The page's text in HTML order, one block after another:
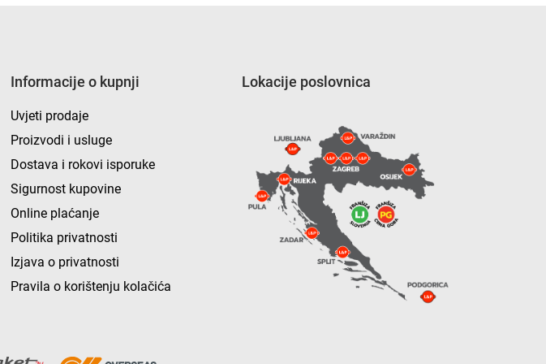
Informacije o kupnji
Uvjeti prodaje
Proizvodi i usluge
Dostava i rokovi isporuke
Sigurnost kupovine
Online plaćanje
Politika privatnosti
Izjava o privatnosti
Pravila o korištenju kolačića
Lokacije poslovnica